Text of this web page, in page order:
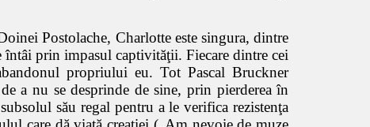
Postolache, Charlotte este singura, dintre
întâi prin impasul captivităţii. Fiecare dintre cei
propriului eu. Tot Pascal Bruckner
a nu se desprinde de sine, prin pierderea în
său regal pentru a le verifica rezistenţa